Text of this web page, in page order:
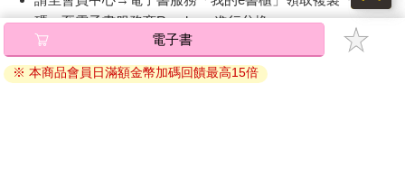
碼』至電子書服務商Readmoo進行兌換。
退換貨須知：
因版權保護，您在金石堂所購買的電子書僅能以金石堂專屬
電子書
※ 本商品會員日滿額金幣加碼回饋最高15倍